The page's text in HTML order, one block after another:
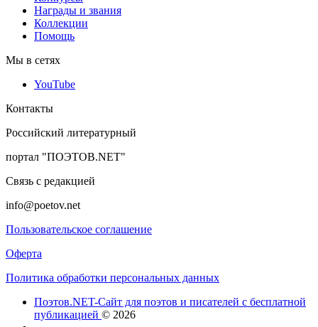
Награды и звания
Коллекции
Помощь
Мы в сетях
YouTube
Контакты
Российский литературный
портал "ПОЭТОВ.NET"
Связь с редакцией
info@poetov.net
Пользовательское соглашение
Оферта
Политика обработки персональных данных
Поэтов.NET-Сайт для поэтов и писателей с бесплатной
публикацией © 2026